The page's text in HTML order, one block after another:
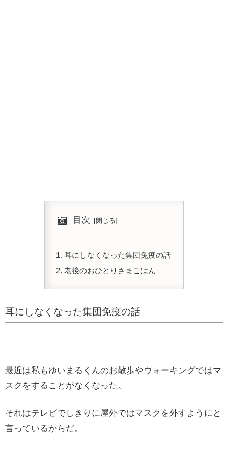
目次
耳にしなくなった集団免疫の話
老後のおひとりさまごはん
耳にしなくなった集団免疫の話
最近は私もゆいまるくんのお散歩やウォーキングではマ
スクをすることがなくなった。
それはテレビでしきりに屋外ではマスクを外すようにと
言っているからだ。